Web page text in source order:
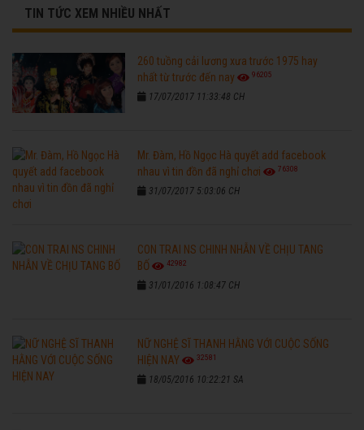
TIN TỨC XEM NHIỀU NHẤT
260 tuồng cải lương xưa trước 1975 hay
nhất từ trước đến nay
96205
17/07/2017 11:33:48 CH
Mr. Đàm, Hồ Ngọc Hà quyết add facebook
nhau vì tin đồn đã nghỉ chơi
76308
31/07/2017 5:03:06 CH
CON TRAI NS CHINH NHẪN VỀ CHỊU TANG
BỐ
42982
31/01/2016 1:08:47 CH
NỮ NGHỆ SĨ THANH HẰNG VỚI CUỘC SỐNG
HIỆN NAY
32581
18/05/2016 10:22:21 SA